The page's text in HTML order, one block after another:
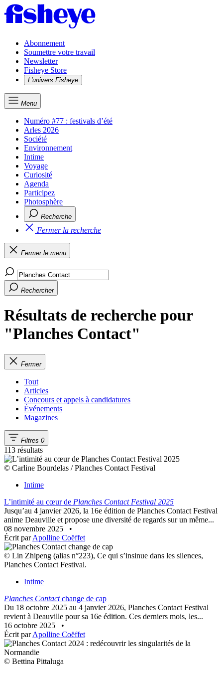
Abonnement
Soumettre votre travail
Newsletter
Fisheye Store
L'univers Fisheye
Menu
Numéro #77 : festivals d’été
Arles 2026
Société
Environnement
Intime
Voyage
Curiosité
Agenda
Participez
Photosphère
Recherche
Fermer la recherche
Fermer le menu
Rechercher
Résultats de recherche pour
"Planches Contact"
Fermer
Tout
Articles
Concours et appels à candidatures
Événements
Magazines
Filtres 0
113 résultats
© Carline Bourdelas / Planches Contact Festival
Intime
L’intimité au cœur de Planches Contact Festival 2025
Jusqu’au 4 janvier 2026, la 16e édition de Planches Contact Festival
anime Deauville et propose une diversité de regards sur un même...
08 novembre 2025
•
Écrit parApolline Coëffet
© Lin Zhipeng (alias n°223), Ce qui s’insinue dans les silences,
Planches Contact Festival.
Intime
Planches Contactchange de cap
Du 18 octobre 2025 au 4 janvier 2026, Planches Contact Festival
revient à Deauville pour sa 16e édition. Ces derniers mois, les...
16 octobre 2025
•
Écrit parApolline Coëffet
© Bettina Pittaluga